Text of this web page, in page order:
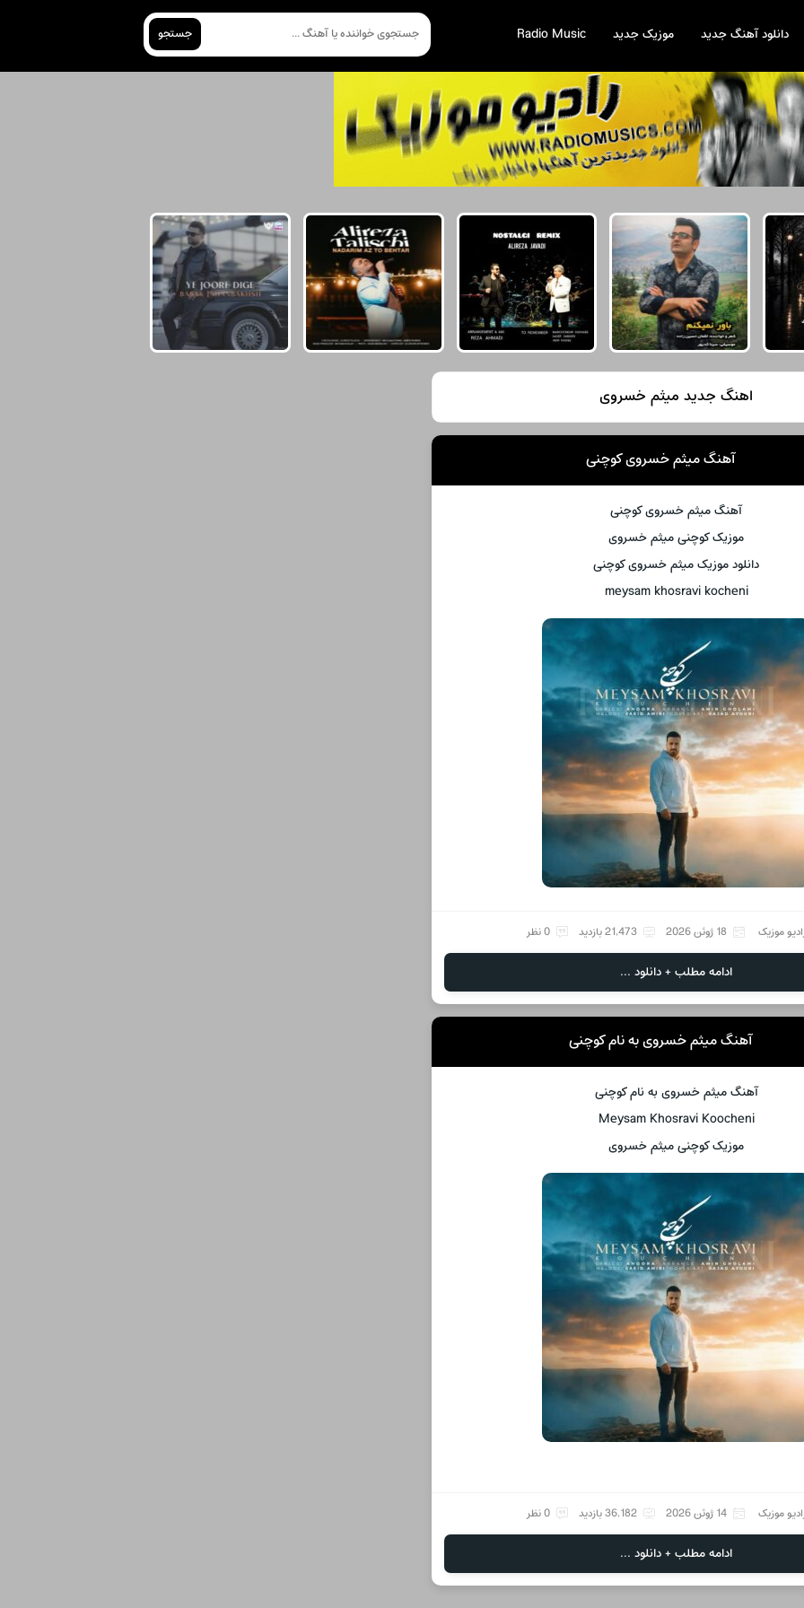
دانلود آهنگ جدید موزیک جدید Radio Music جستجو
اهنگ جدید میثم خسروی
آهنگ میثم خسروی کوچنی
آهنگ میثم خسروی کوچنی
موزیک کوچنی میثم خسروی
دانلود موزیک میثم خسروی کوچنی
meysam khosravi kocheni
موزیک 18 ژوئن 2026 21,473 بازدید 0 نظر
ادامه مطلب + دانلود ...
آهنگ میثم خسروی به نام کوچنی
آهنگ میثم خسروی به نام کوچنی
Meysam Khosravi Koocheni
موزیک کوچنی میثم خسروی
موزیک 14 ژوئن 2026 36,182 بازدید 0 نظر
ادامه مطلب + دانلود ...